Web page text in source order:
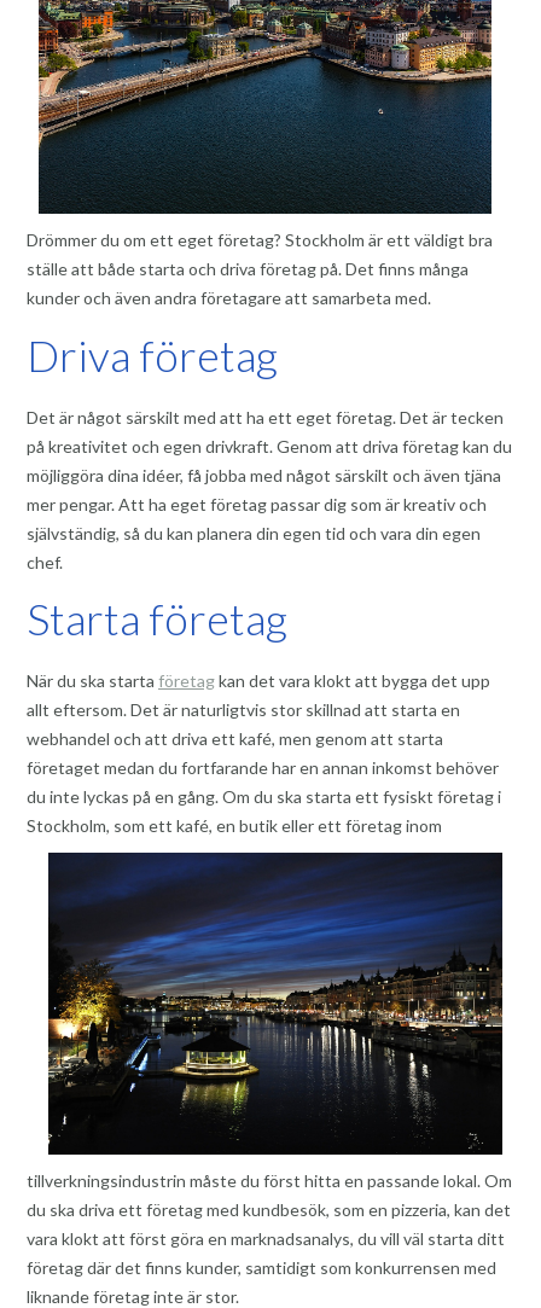
Drömmer du om ett eget företag? Stockholm är ett väldigt bra
ställe att både starta och driva företag på. Det finns många
kunder och även andra företagare att samarbeta med.
Driva företag
Det är något särskilt med att ha ett eget företag. Det är tecken
på kreativitet och egen drivkraft. Genom att driva företag kan du
möjliggöra dina idéer, få jobba med något särskilt och även tjäna
mer pengar. Att ha eget företag passar dig som är kreativ och
självständig, så du kan planera din egen tid och vara din egen
chef.
Starta företag
När du ska starta företagkan det vara klokt att bygga det upp
allt eftersom. Det är naturligtvis stor skillnad att starta en
webhandel och att driva ett kafé, men genom att starta
företaget medan du fortfarande har en annan inkomst behöver
du inte lyckas på en gång. Om du ska starta ett fysiskt företag i
Stockholm, som ett kafé, en butik eller ett företag inom
tillverkningsindustrin måste du först hitta en passande lokal. Om
du ska driva ett företag med kundbesök, som en pizzeria, kan det
vara klokt att först göra en marknadsanalys, du vill väl starta ditt
företag där det finns kunder, samtidigt som konkurrensen med
liknande företag inte är stor.